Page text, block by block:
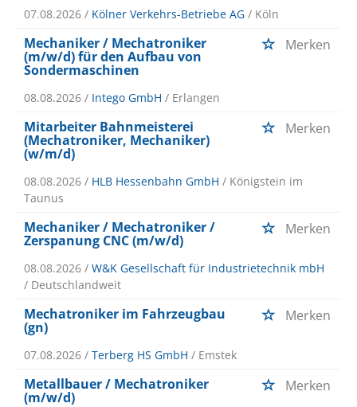
07.08.2026 / Kölner Verkehrs-Betriebe AG / Köln
Mechaniker / Mechatroniker
(m/w/d) für den Aufbau von
Sondermaschinen
Merken
08.08.2026 / Intego GmbH / Erlangen
Mitarbeiter Bahnmeisterei
(Mechatroniker, Mechaniker)
(w/m/d)
Merken
08.08.2026 / HLB Hessenbahn GmbH / Königstein im
Taunus
Mechaniker / Mechatroniker /
Zerspanung CNC (m/w/d)
Merken
08.08.2026 / W&K Gesellschaft für Industrietechnik mbH
/ Deutschlandweit
Mechatroniker im Fahrzeugbau
(gn)
Merken
07.08.2026 / Terberg HS GmbH / Emstek
Metallbauer / Mechatroniker
(m/w/d)
Merken